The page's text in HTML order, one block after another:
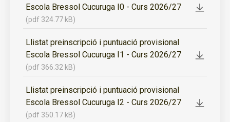
Escola Bressol Cucuruga I0 - Curs 2026/27
(pdf 324.77 kB)
Llistat preinscripció i puntuació provisional
Escola Bressol Cucuruga I1 - Curs 2026/27
(pdf 366.32 kB)
Llistat preinscripció i puntuació provisional
Escola Bressol Cucuruga I2 - Curs 2026/27
(pdf 350.17 kB)